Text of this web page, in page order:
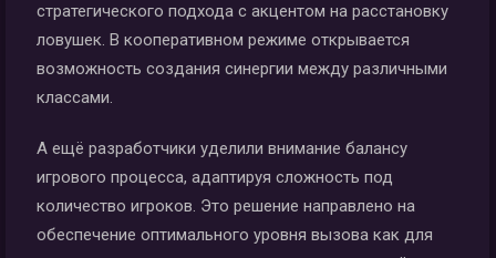
стратегического подхода с акцентом на расстановку
ловушек. В кооперативном режиме открывается
возможность создания синергии между различными
классами.
А ещё разработчики уделили внимание балансу
игрового процесса, адаптируя сложность под
количество игроков. Это решение направлено на
обеспечение оптимального уровня вызова как для